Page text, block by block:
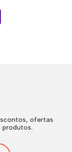
ofertas
produtos.